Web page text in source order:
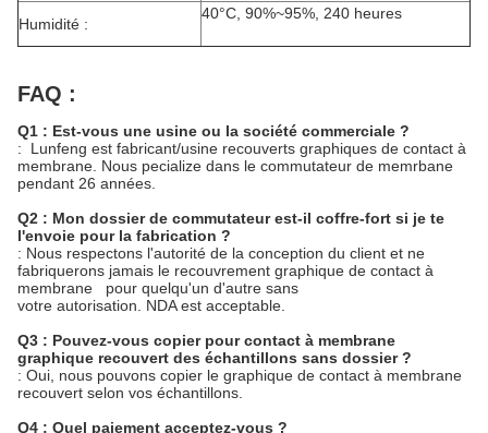
Humidité :
40°C, 90%~95%, 240 heures
FAQ :
Q1 : Est-vous une usine ou la société commerciale ?
: Lunfeng est fabricant/usine recouverts graphiques de contact à
membrane. Nous pecialize dans le commutateur de memrbane
pendant 26 années.
Q2 : Mon dossier de commutateur est-il coffre-fort si je te
l'envoie pour la fabrication ?
: Nous respectons l'autorité de la conception du client et ne
fabriquerons jamais le recouvrement graphique de contact à
membrane pour quelqu'un d'autre sans
votre autorisation. NDA est acceptable.
Q3 : Pouvez-vous copier pour contact à membrane
graphique recouvert des échantillons sans dossier ?
: Oui, nous pouvons copier le graphique de contact à membrane
recouvert selon vos échantillons.
Q4 : Quel paiement acceptez-vous ?